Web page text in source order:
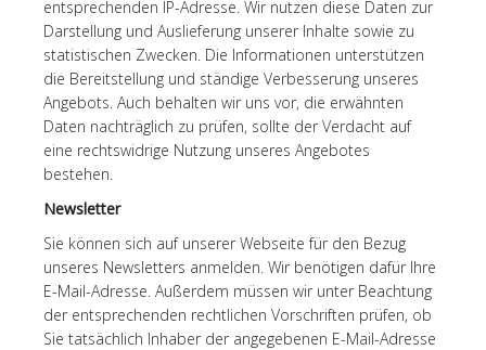
entsprechenden IP-Adresse. Wir nutzen diese Daten zur
Darstellung und Auslieferung unserer Inhalte sowie zu
statistischen Zwecken. Die Informationen unterstützen
die Bereitstellung und ständige Verbesserung unseres
Angebots. Auch behalten wir uns vor, die erwähnten
Daten nachträglich zu prüfen, sollte der Verdacht auf
eine rechtswidrige Nutzung unseres Angebotes
bestehen.
Newsletter
Sie können sich auf unserer Webseite für den Bezug
unseres Newsletters anmelden. Wir benötigen dafür Ihre
E-Mail-Adresse. Außerdem müssen wir unter Beachtung
der entsprechenden rechtlichen Vorschriften prüfen, ob
Sie tatsächlich Inhaber der angegebenen E-Mail-Adresse